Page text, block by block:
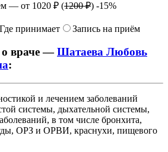
— от 1020 ₽ (1200 ₽) -15%
Где принимает Запись на приём
враче —Шатаева Любовь
:
и лечением заболеваний
системы, дыхательной системы,
в том числе бронхита,
ОРЗ и ОРВИ, краснухи, пищевого